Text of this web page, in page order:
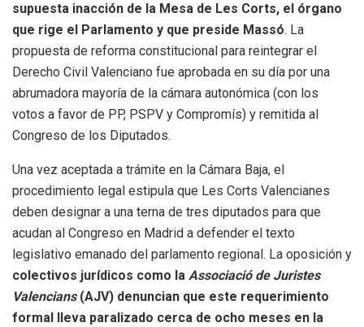
supuesta inacción de la Mesa de Les Corts, el órgano
que rige el Parlamento y que preside Massó. La
propuesta de reforma constitucional para reintegrar el
Derecho Civil Valenciano fue aprobada en su día por una
abrumadora mayoría de la cámara autonómica (con los
votos a favor de PP, PSPV y Compromís) y remitida al
Congreso de los Diputados.
Una vez aceptada a trámite en la Cámara Baja, el
procedimiento legal estipula que Les Corts Valencianes
deben designar a una terna de tres diputados para que
acudan al Congreso en Madrid a defender el texto
legislativo emanado del parlamento regional. La oposición y
colectivos jurídicos como la Associació de Juristes
Valencians(AJV) denuncian que este requerimiento
formal lleva paralizado cerca de ocho meses en la